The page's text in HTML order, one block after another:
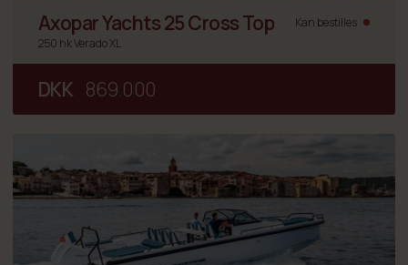
Axopar Yachts 25 Cross Top
Kan bestilles
250 hk Verado XL
DKK 869.000